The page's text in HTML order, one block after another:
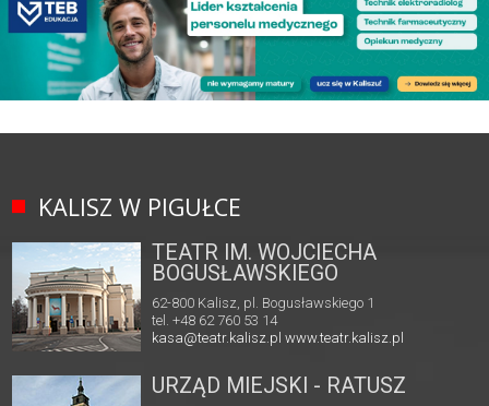
KALISZ W PIGUŁCE
TEATR IM. WOJCIECHA
BOGUSŁAWSKIEGO
62-800 Kalisz, pl. Bogusławskiego 1
tel. +48 62 760 53 14
kasa@teatr.kalisz.pl www.teatr.kalisz.pl
URZĄD MIEJSKI - RATUSZ